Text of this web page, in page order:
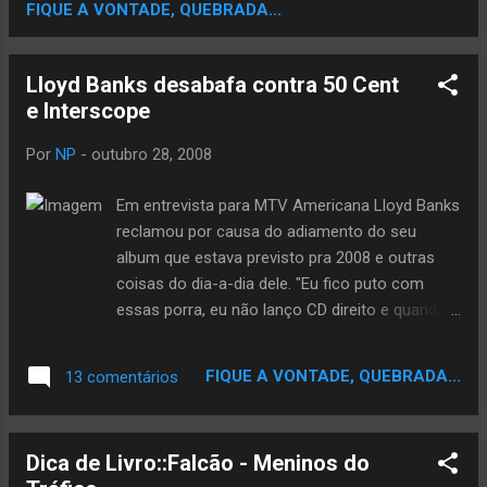
estiveres a direita de teu pai.E Jesus disse a
ele:Ainda hoje estarás comigo no reino dos
importa o que você faça na sua vida, todos
os caminhos levam ao Senhor. Se você no
vai por amor vai pela dor. Muitos como nós
filosofia, você pode ver que os sofredores
não perdem a fé. O favelado sempre
acredita que o amanhã será melhor. Vida
Loka é a nossa crença é a junção de nosso
passado e futuro! TEXTO TIRADO DO
FIQUE A VONTADE, QUEBRADA...
Lloyd Banks desabafa contra 50 Cent
e Interscope
Por NP - outubro 28, 2008
Em entrevista para MTV Americana Lloyd Banks
reclamou por causa do adiamento do seu
album que estava previsto pra 2008 e outras
coisas do dia-a-dia dele. "Eu fico puto com
essas porra, eu não lanço CD direito e quando
gravação e fala ainda que queria fazer umas
gravações por proximo CD dele(Before I Self
estudio mano na hora fiquei nervoso caraio
13 comentários FIQUE A VONTADE, QUEBRADA...
Dica de Livro::Falcão - Meninos do